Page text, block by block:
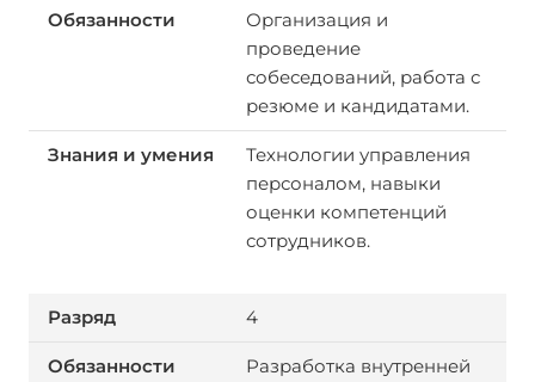
Организация и
проведение
собеседований, работа с
резюме и кандидатами.
Технологии управления
персоналом, навыки
оценки компетенций
сотрудников.
4
Разработка внутренней